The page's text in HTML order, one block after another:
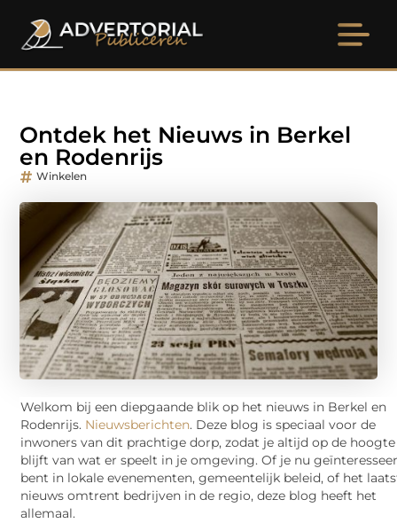
Ontdek het Nieuws in Berkel
en Rodenrijs
Winkelen
Welkom bij een diepgaande blik op het nieuws in Berkel en
Rodenrijs. Nieuwsberichten. Deze blog is speciaal voor de
inwoners van dit prachtige dorp, zodat je altijd op de hoogte
blijft van wat er speelt in je omgeving. Of je nu
bent in lokale evenementen, gemeentelijk beleid, of het
nieuws omtrent bedrijven in de regio, deze blog heeft het
allemaal.